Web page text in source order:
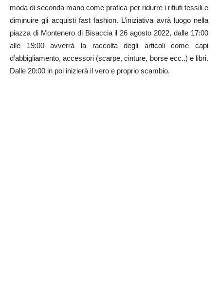
moda di seconda mano come pratica per ridurre i rifiuti tessili e
diminuire gli acquisti fast fashion. L’iniziativa avrà luogo nella
piazza di Montenero di Bisaccia il 26 agosto 2022, dalle 17:00
alle 19:00 avverrà la raccolta degli articoli come capi
d’abbigliamento, accessori (scarpe, cinture, borse ecc..) e libri.
Dalle 20:00 in poi inizierà il vero e proprio scambio.